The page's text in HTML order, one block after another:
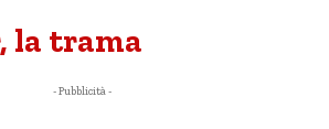
la trama
- Pubblicità -